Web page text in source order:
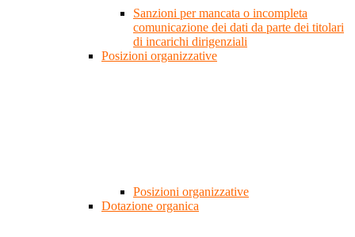
Sanzioni per mancata o incompleta
comunicazione dei dati da parte dei titolari
di incarichi dirigenziali
Posizioni organizzative
Posizioni organizzative
Dotazione organica